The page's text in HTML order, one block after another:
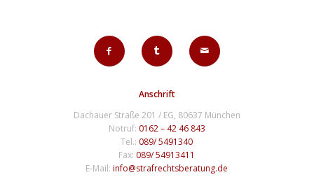
Anschrift
Dachauer Straße 201 / EG, 80637 München
Notruf: 0162 – 42 46 843
Tel.: 089/ 5491340
Fax: 089/ 54913411
E-Mail:info@strafrechtsberatung.de